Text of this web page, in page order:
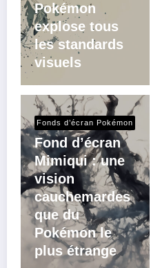
Pokémon
explose tous
les standards
visuels
Fonds d’écran Pokémon
Fond d’écran
Mimiqui : une
vision
cauchemardes
que du
Pokémon le
plus étrange